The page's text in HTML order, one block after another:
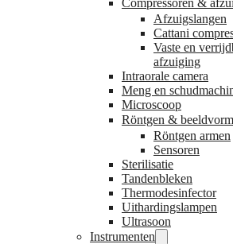
Afzuigslangen
Cattani
Vaste en
afzuiging
Intraorale camera
Meng en
Microscoop
Röntgen &
Röntgen armen
Sensoren
Sterilisatie
Tandenbleken
Thermodesinfector
Uithardingslampen
Ultrasoon
Instrumenten